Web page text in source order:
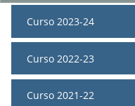
Curso 2023-24
Curso 2022-23
Curso 2021-22